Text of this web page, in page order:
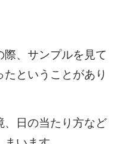
、サンプルを見て
ということがあり
、日の当たり方など